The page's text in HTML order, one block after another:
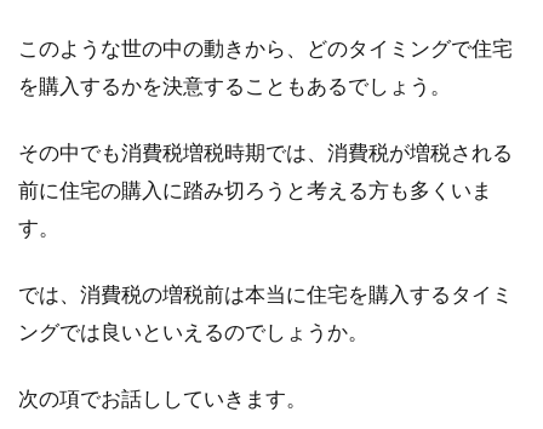
は多くいらっ...
新築時の床はコーティングするべ
き？その種類と費用をご紹介
か悩む方も多いです。新築時に床をコーティン
このような世の中の動きから、どのタイミングで住宅
を購入するかを決意することもあるでしょう。
その中でも消費税増税時期では、消費税が増税される
前に住宅の購入に踏み切ろうと考える方も多くいま
す。
では、消費税の増税前は本当に住宅を購入するタイミ
ングでは良いといえるのでしょうか。
次の項でお話ししていきます。